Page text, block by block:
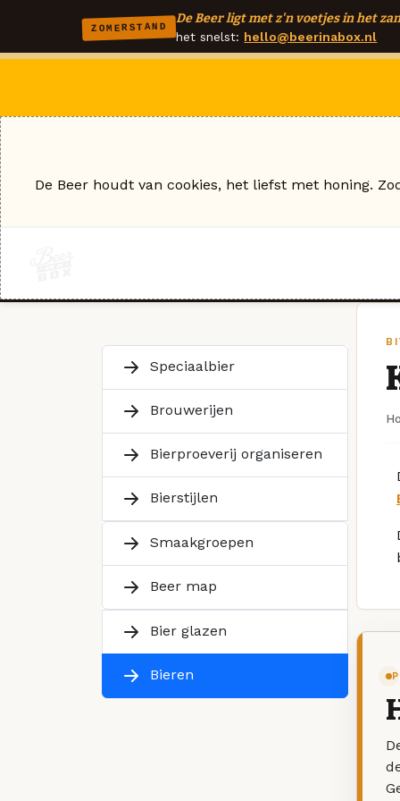
ZOMERSTAND
De Beer ligt met z'n voetjes in het
het snelst: hello@beerinabox.nl
Speciaalbier
Brouwerijen
Bierproeverij organiseren
Bierstijlen
Smaakgroepen
Beer map
Bier glazen
Bieren
De Beer houdt van cookies, het liefst met honing.